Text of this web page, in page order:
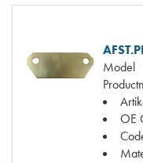
Model
OE